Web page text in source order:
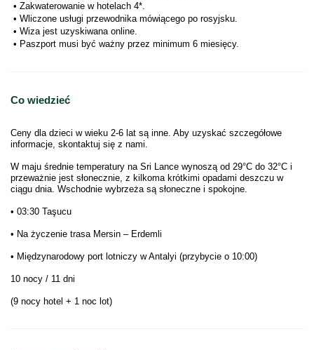
• Zakwaterowanie w hotelach 4*.
• Wliczone usługi przewodnika mówiącego po rosyjsku.
• Wiza jest uzyskiwana online.
• Paszport musi być ważny przez minimum 6 miesięcy.
Co wiedzieć
Ceny dla dzieci w wieku 2-6 lat są inne. Aby uzyskać szczegółowe
informacje, skontaktuj się z nami.
W maju średnie temperatury na Sri Lance wynoszą od 29°C do 32°C i
przeważnie jest słonecznie, z kilkoma krótkimi opadami deszczu w
ciągu dnia. Wschodnie wybrzeża są słoneczne i spokojne.
• 03:30 Taşucu
• Na życzenie trasa Mersin – Erdemli
• Międzynarodowy port lotniczy w Antalyi (przybycie o 10:00)
10 nocy / 11 dni
(9 nocy hotel + 1 noc lot)